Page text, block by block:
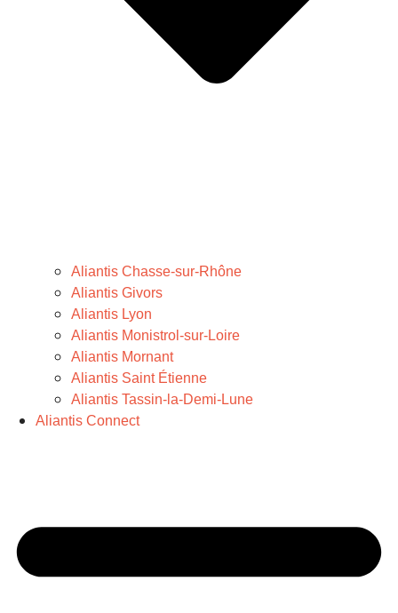
Aliantis Chasse-sur-Rhône
Aliantis Givors
Aliantis Lyon
Aliantis Monistrol-sur-Loire
Aliantis Mornant
Aliantis Saint Étienne
Aliantis Tassin-la-Demi-Lune
Aliantis Connect